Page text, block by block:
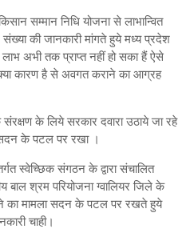
सम्मान निधि योजना से लाभान्वित
की जानकारी मांगते हुये मध्य प्रदेश
अभी तक प्राप्त नहीं हो सका हैं ऐसे
कारण है से अवगत कराने का आग्रह
के लिये सरकार दवारा उठाये जा रहे
के पटल पर रखा ।
स्‍वेच्छिक संगठन के द्वारा संचालित
बाल श्रम परियोजना ग्‍वालियर जिले के
का मामला सदन के पटल पर रखते हुये
चाही।